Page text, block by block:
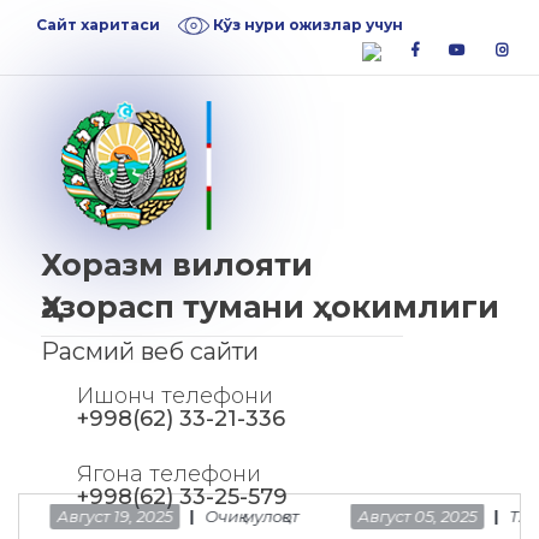
Сайт харитаси
Кўз нури ожизлар учун
facebookyoutube
Хоразм вилояти
Ҳазорасп тумани ҳокимлиги
Расмий веб сайти
Ишонч телефони
+998(62) 33-21-336
Ягона телефони
+998(62) 33-25-579
Август 19, 2025 Очиқ мулоқот Август 05, 2025